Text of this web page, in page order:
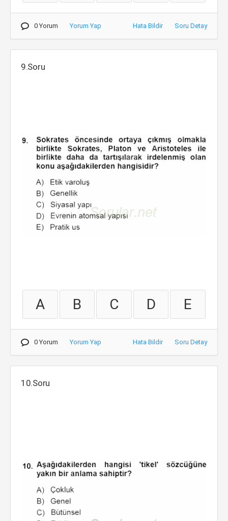
0 Yorum Yorum Yap Hata Bildir Soru Detay
9.Soru
A B C D E
0 Yorum Yorum Yap Hata Bildir Soru Detay
10.Soru